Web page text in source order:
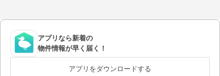
アプリなら新着の
物件情報が早く届く！
アプリをダウンロードする